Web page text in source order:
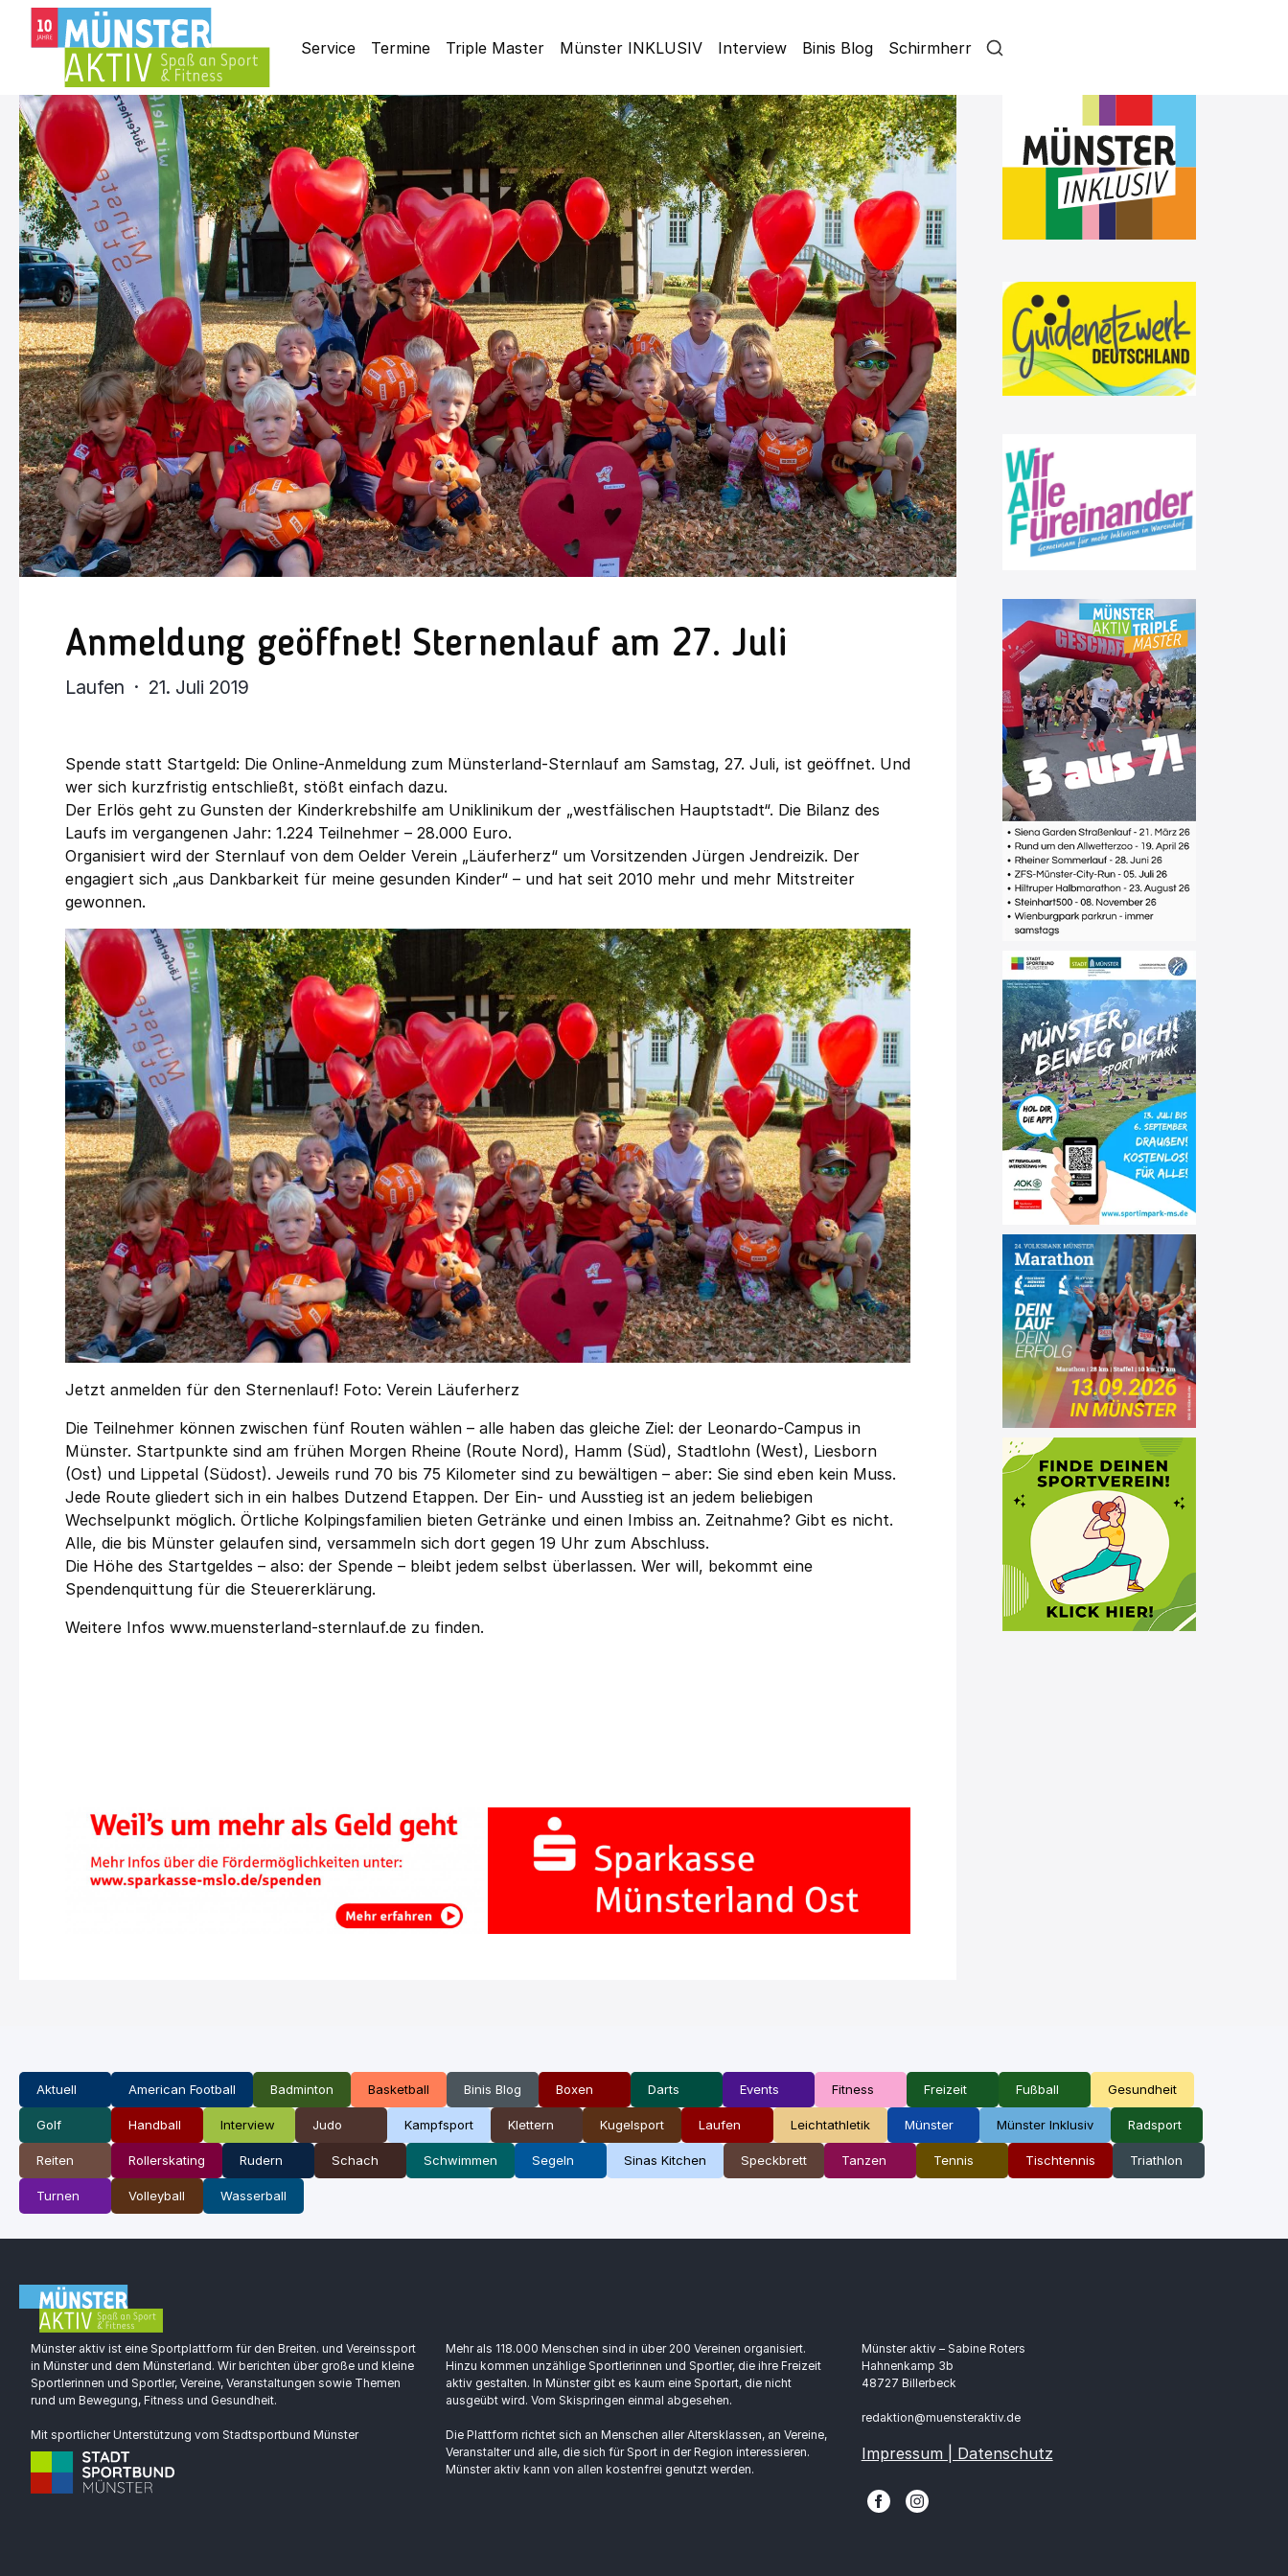
Service Termine Triple Master Münster INKLUSIV Interview Binis Blog Schirmherr
Anmeldung geöffnet! Sternenlauf am 27. Juli
Laufen · 21. Juli 2019
Spende statt Startgeld: Die Online-Anmeldung zum Münsterland-Sternlauf am Samstag, 27. Juli, ist geöffnet. Und
wer sich kurzfristig entschließt, stößt einfach dazu.
Der Erlös geht zu Gunsten der Kinderkrebshilfe am Uniklinikum der „westfälischen Hauptstadt“. Die Bilanz des
Laufs im vergangenen Jahr: 1.224 Teilnehmer – 28.000 Euro.
Organisiert wird der Sternlauf von dem Oelder Verein „Läuferherz“ um Vorsitzenden Jürgen Jendreizik. Der
engagiert sich „aus Dankbarkeit für meine gesunden Kinder“ – und hat seit 2010 mehr und mehr Mitstreiter
gewonnen.
Jetzt anmelden für den Sternenlauf! Foto: Verein Läuferherz
Die Teilnehmer können zwischen fünf Routen wählen – alle haben das gleiche Ziel: der Leonardo-Campus in
Münster. Startpunkte sind am frühen Morgen Rheine (Route Nord), Hamm (Süd), Stadtlohn (West), Liesborn
(Ost) und Lippetal (Südost). Jeweils rund 70 bis 75 Kilometer sind zu bewältigen – aber: Sie sind eben kein Muss.
Jede Route gliedert sich in ein halbes Dutzend Etappen. Der Ein- und Ausstieg ist an jedem beliebigen
Wechselpunkt möglich. Örtliche Kolpingsfamilien bieten Getränke und einen Imbiss an. Zeitnahme? Gibt es nicht.
Alle, die bis Münster gelaufen sind, versammeln sich dort gegen 19 Uhr zum Abschluss.
Die Höhe des Startgeldes – also: der Spende – bleibt jedem selbst überlassen. Wer will, bekommt eine
Spendenquittung für die Steuererklärung.
Weitere Infos www.muensterland-sternlauf.de zu finden.
Aktuell American Football Badminton Basketball Binis Blog Boxen Darts Events Fitness Freizeit Fußball Gesundheit
Golf Handball Interview Judo Kampfsport Klettern Kugelsport Laufen Leichtathletik Münster Münster Inklusiv Radsport
Reiten Rollerskating Rudern Schach Schwimmen Segeln Sinas Kitchen Speckbrett Tanzen Tennis Tischtennis Triathlon
Turnen Volleyball Wasserball
Münster aktiv ist eine Sportplattform für den Breiten. und Vereinssport
in Münster und dem Münsterland. Wir berichten über große und kleine
Sportlerinnen und Sportler, Vereine, Veranstaltungen sowie Themen
rund um Bewegung, Fitness und Gesundheit.
Mit sportlicher Unterstützung vom Stadtsportbund Münster
Mehr als 118.000 Menschen sind in über 200 Vereinen organisiert.
Hinzu kommen unzählige Sportlerinnen und Sportler, die ihre Freizeit
aktiv gestalten. In Münster gibt es kaum eine Sportart, die nicht
ausgeübt wird. Vom Skispringen einmal abgesehen.
Die Plattform richtet sich an Menschen aller Altersklassen, an Vereine,
Veranstalter und alle, die sich für Sport in der Region interessieren.
Münster aktiv kann von allen kostenfrei genutzt werden.
Münster aktiv – Sabine Roters
Hahnenkamp 3b
48727 Billerbeck
redaktion@muensteraktiv.de
Impressum | Datenschutz